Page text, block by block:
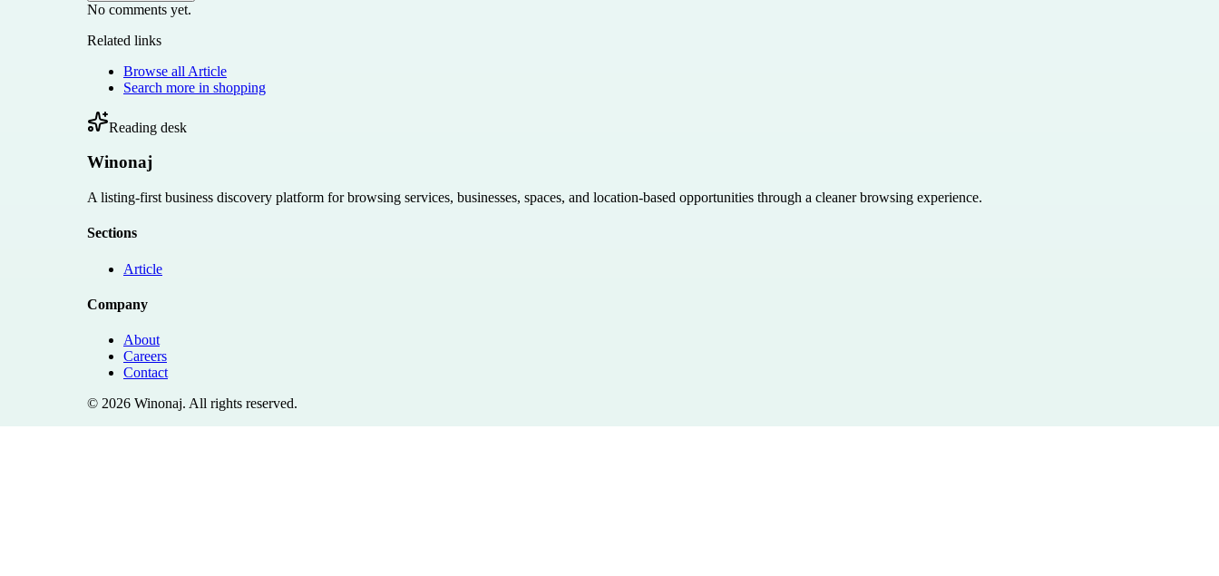
No comments yet.
Related links
Browse all Article
Search more in shopping
Reading desk
Winonaj
A listing-first business discovery platform for browsing services, businesses, spaces, and location-based opportunities through a cleaner browsing experience.
Sections
Article
Company
About
Careers
Contact
© 2026 Winonaj. All rights reserved.